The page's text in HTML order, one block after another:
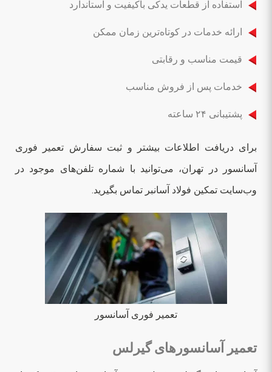
استفاده از قطعات یدکی باکیفیت و استاندارد
ارائه خدمات در کوتاه‌ترین زمان ممکن
قیمت مناسب و رقابتی
خدمات پس از فروش مناسب
پشتیبانی ۲۴ ساعته
برای دریافت اطلاعات بیشتر و ثبت سفارش تعمیر فوری
آسانسور در تهران، می‌توانید با شماره تلفن‌های موجود در
وب‌سایت تمکین فولاد آسانبر تماس بگیرید.
تعمیر فوری آسانسور
تعمیر آسانسورهای گیرلس